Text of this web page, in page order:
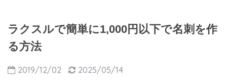
ラクスルで簡単に1,000円以下で名刺を作
る方法
2019/12/02 2025/05/14